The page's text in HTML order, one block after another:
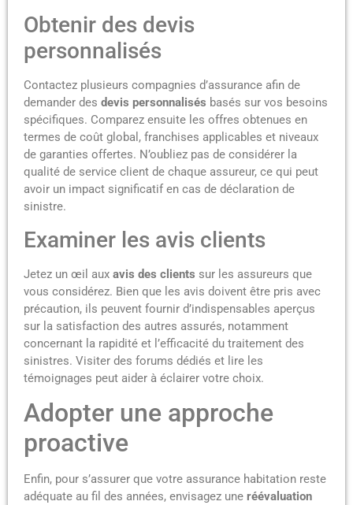
Obtenir des devis
personnalisés
Contactez plusieurs compagnies d’assurance afin de
demander des devis personnalisés basés sur vos besoins
spécifiques. Comparez ensuite les offres obtenues en
termes de coût global, franchises applicables et niveaux
de garanties offertes. N’oubliez pas de considérer la
qualité de service client de chaque assureur, ce qui peut
avoir un impact significatif en cas de déclaration de
sinistre.
Examiner les avis clients
Jetez un œil aux avis des clients sur les assureurs que
vous considérez. Bien que les avis doivent être pris avec
précaution, ils peuvent fournir d’indispensables aperçus
sur la satisfaction des autres assurés, notamment
concernant la rapidité et l’efficacité du traitement des
sinistres. Visiter des forums dédiés et lire les
témoignages peut aider à éclairer votre choix.
Adopter une approche
proactive
Enfin, pour s’assurer que votre assurance habitation reste
adéquate au fil des années, envisagez une réévaluation